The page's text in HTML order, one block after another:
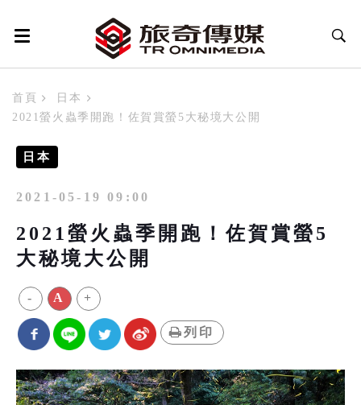
首頁
日本
2021螢火蟲季開跑！佐賀賞螢5大秘境大公開
日本
2021-05-19 09:00
2021螢火蟲季開跑！佐賀賞螢5
大秘境大公開
- A +
列印